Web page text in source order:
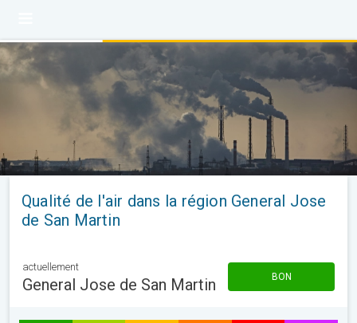
Qualité de l'air dans la région General Jose
de San Martin
actuellement
General Jose de San Martin BON